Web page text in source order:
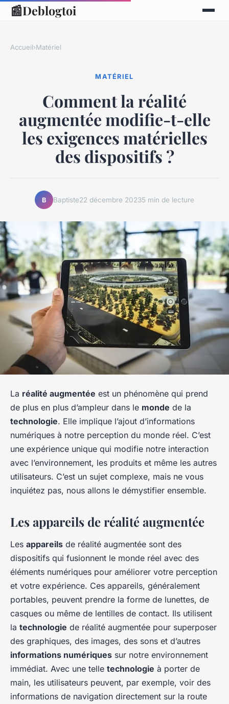
📰Deblogtoi
Accueil›Matériel
MATÉRIEL
Comment la réalité
augmentée modifie-t-elle
les exigences matérielles
des dispositifs ?
B Baptiste22 décembre 20235 min de lecture
La réalité augmentée est un phénomène qui prend
de plus en plus d’ampleur dans le monde de la
technologie. Elle implique l’ajout d’informations
numériques à notre perception du monde réel. C’est
une expérience unique qui modifie notre interaction
avec l’environnement, les produits et même les autres
utilisateurs. C’est un sujet complexe, mais ne vous
inquiétez pas, nous allons le démystifier ensemble.
Les appareils de réalité augmentée
Les appareils de réalité augmentée sont des
dispositifs qui fusionnent le monde réel avec des
éléments numériques pour améliorer votre perception
et votre expérience. Ces appareils, généralement
portables, peuvent prendre la forme de lunettes, de
casques ou même de lentilles de contact. Ils utilisent
la technologie de réalité augmentée pour superposer
des graphiques, des images, des sons et d’autres
informations numériques sur notre environnement
immédiat. Avec une telle technologie à porter de
main, les utilisateurs peuvent, par exemple, voir des
informations de navigation directement sur la route